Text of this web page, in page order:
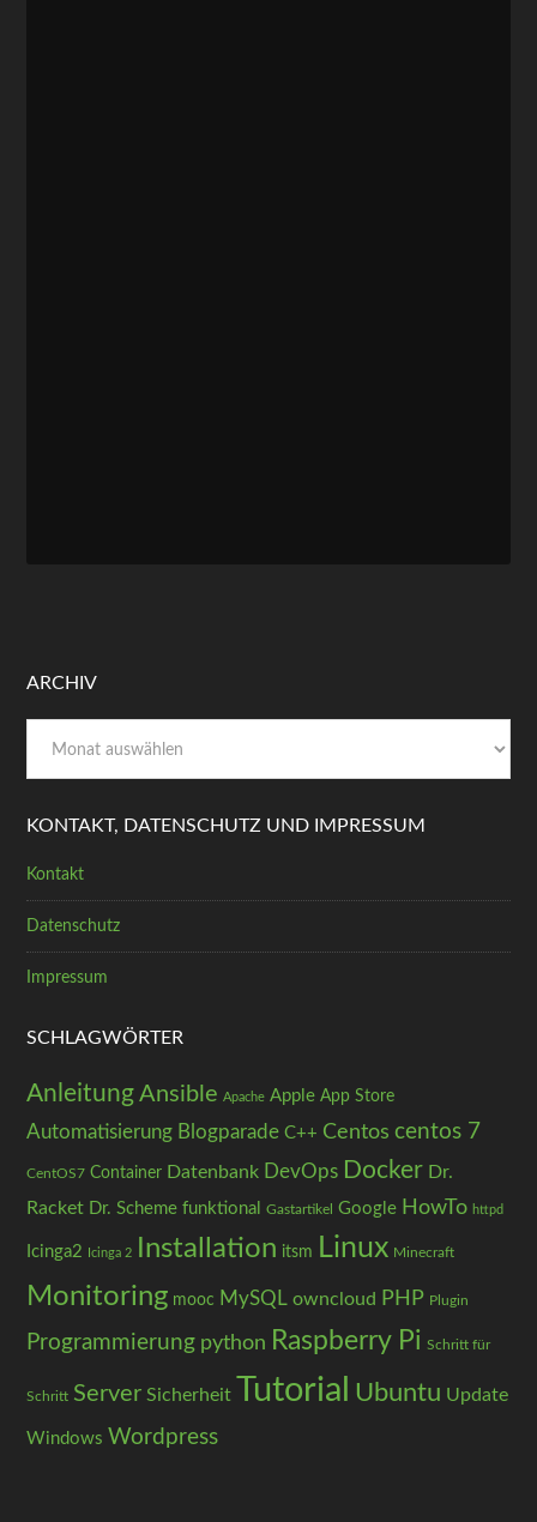
ARCHIV
KONTAKT, DATENSCHUTZ UND IMPRESSUM
Kontakt
Datenschutz
Impressum
SCHLAGWÖRTER
Anleitung Ansible Apache Apple App Store
Automatisierung Blogparade C++ Centos centos 7
CentOS7 Container Datenbank DevOps Docker Dr.
Racket Dr. Scheme funktional Gastartikel Google HowTo httpd
Icinga2 Icinga 2 Installation itsm Linux Minecraft
Monitoring mooc MySQL owncloud PHP Plugin
Programmierung python Raspberry Pi Schritt für
Schritt Server Sicherheit Tutorial Ubuntu Update
Windows Wordpress